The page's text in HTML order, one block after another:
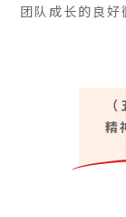
团队成长的良好
精